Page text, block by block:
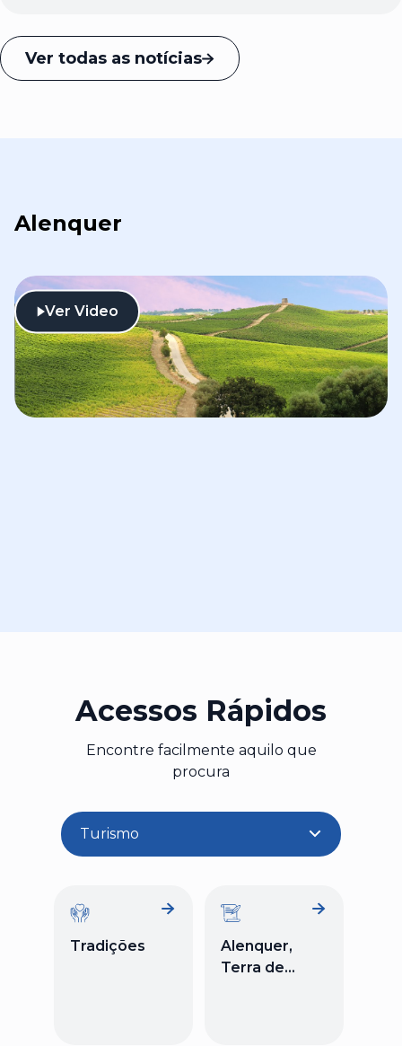
Ver todas as notícias
Alenquer
Ver Video
Acessos Rápidos
Encontre facilmente aquilo que
procura
Turismo
Tradições
Alenquer,
Terra de...